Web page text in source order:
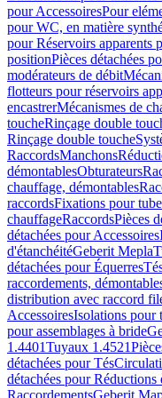
pour AccessoiresPour
pour WC, en matière
pour Réservoirs apparents
positionPièces détachées
modérateurs de débit
flotteurs pour réservoirs
encastrerMécanismes de
toucheRinçage double
Rinçage double touche
RaccordsManchons
démontablesObturateurs
chauffage, démontables
raccordsFixations pour
chauffageRaccordsPièces
détachées pour Accessoires
d'étanchéitéGeberit Mepla
détachées pour Équerres
raccordements,
distribution avec raccord
AccessoiresIsolations pour
pour assemblages à bride
1.4401Tuyaux 1.4521
détachées pour Tés
détachées pour
RaccordementsGeberit